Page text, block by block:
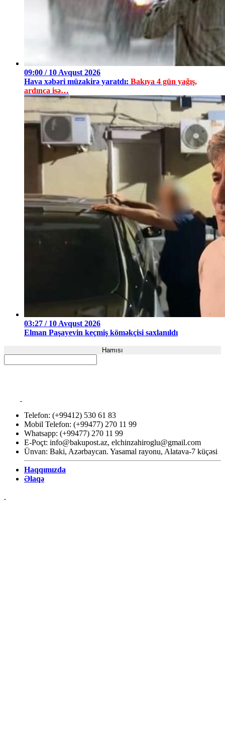
09:00 / 10 Avqust 2026
Hava xəbəri müzakirə yaratdı: Bakıya 4 gün yağış,
ardınca isə…
03:27 / 10 Avqust 2026
Elman Paşayevin keçmiş köməkçisi saxlanıldı
Hamısı
Telefon: (+99412) 530 61 83
Mobil Telefon: (+99477) 270 11 99
Whatsapp: (+99477) 270 11 99
E-Poçt: info@bakupost.az, elchinzahiroglu@gmail.com
Ünvan: Baki, Azərbaycan. Yasamal rayonu, Alatava-7 küçəsi
Haqqımızda
Əlaqə